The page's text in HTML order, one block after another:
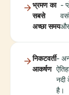
भ्रमण का
सबसे
अच्छा समय
-
निकटवर्ती
आकर्षण
-
नदी
है।